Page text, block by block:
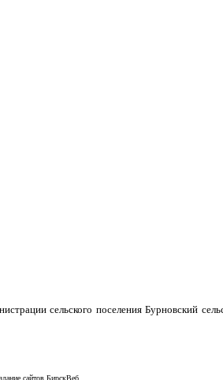
сельского поселения Бурновский
сайтов БирскВеб